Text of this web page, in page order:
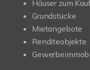
Häuser zum
Grundstücke
Mietangebote
Renditeobjekte